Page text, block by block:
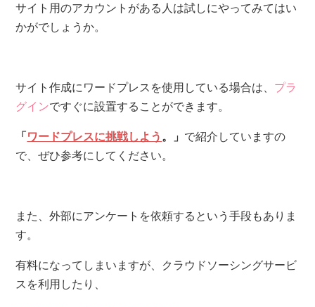
サイト用のアカウントがある人は試しにやってみてはい
かがでしょうか。
サイト作成にワードプレスを使用している場合は、 プラ
グインですぐに設置することができます。
「 ワードプレスに挑戦しよう 。」 で紹介していますの
で、ぜひ参考にしてください。
また、外部にアンケートを依頼するという手段もありま
す。
有料になってしまいますが、クラウドソーシングサービ
スを利用したり、